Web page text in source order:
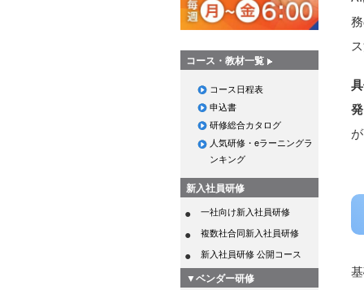
コース・教材一覧
コース日程表
申込書
研修総合カタログ
人気研修・eラーニングラ
ンキング
新入社員研修
一社向け新入社員研修
複数社合同新入社員研修
新入社員研修 公開コース
▼ベンダー研修